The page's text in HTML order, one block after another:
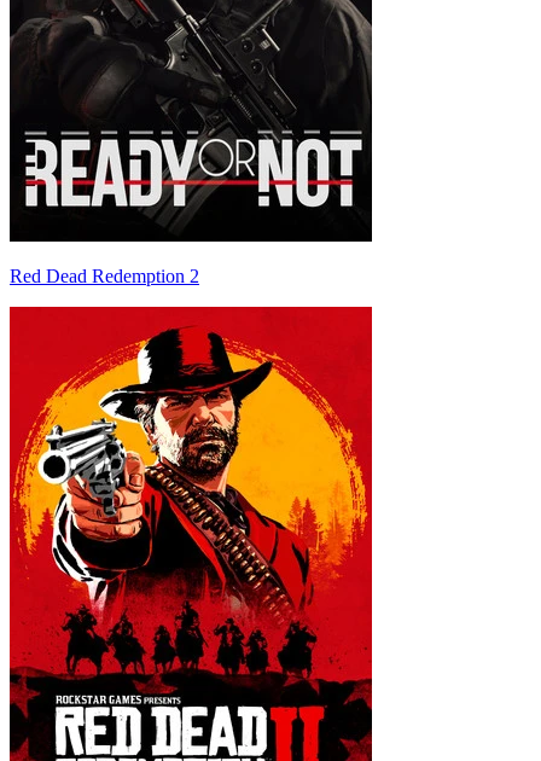
Red Dead Redemption 2